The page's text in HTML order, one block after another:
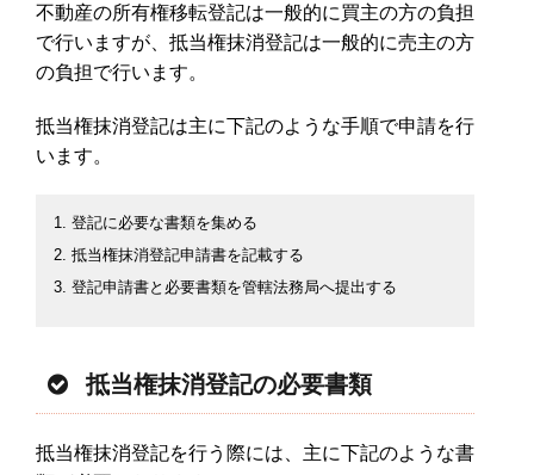
不動産の所有権移転登記は一般的に買主の方の負担
で行いますが、抵当権抹消登記は一般的に売主の方
の負担で行います。
抵当権抹消登記は主に下記のような手順で申請を行
います。
登記に必要な書類を集める
抵当権抹消登記申請書を記載する
登記申請書と必要書類を管轄法務局へ提出する
抵当権抹消登記の必要書類
抵当権抹消登記を行う際には、主に下記のような書